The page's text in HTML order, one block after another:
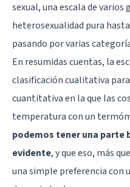
sexual, una escala de varios
heterosexualidad pura
pasando por varias
En resumidas cuentas, la
clasificación cualitativa
cuantitativa en la que las
temperatura con un
podemos tener una parte
evidente, y que eso, más
una simple preferencia con